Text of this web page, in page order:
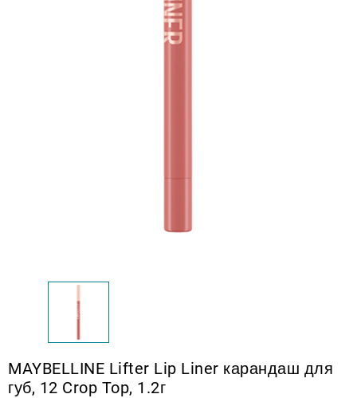
MAYBELLINE Lifter Lip Liner карандаш для
губ, 12 Crop Top, 1.2г